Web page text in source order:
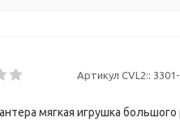
Артикул CVL2::
мягкая игрушка большого